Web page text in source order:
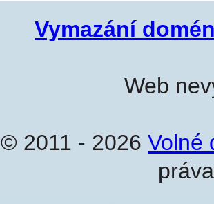
Vymazání
Web
© 2011 - 2026 Volné